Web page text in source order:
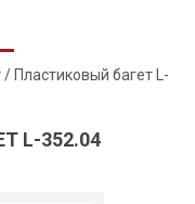
/ Пластиковый багет L-
L-352.04